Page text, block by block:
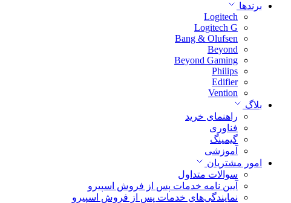
برندها
Logitech
Logitech G
Bang & Olufsen
Beyond
Beyond Gaming
Philips
Edifier
Vention
بلاگ
راهنمای خرید
فناوری
گیمینگ
آموزشی
امور مشتریان
سوالات متداول
آیین نامه خدمات پس از فروش اسپیرو
نمایندگی‌های خدمات پس از فروش اسپیرو